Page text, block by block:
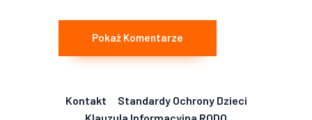
Pokaż Komentarze
Kontakt
Standardy Ochrony Dzieci